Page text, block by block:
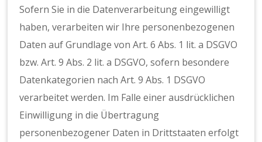
Sofern Sie in die Datenverarbeitung eingewilligt
haben, verarbeiten wir Ihre personenbezogenen
Daten auf Grundlage von Art. 6 Abs. 1 lit. a DSGVO
bzw. Art. 9 Abs. 2 lit. a DSGVO, sofern besondere
Datenkategorien nach Art. 9 Abs. 1 DSGVO
verarbeitet werden. Im Falle einer ausdrücklichen
Einwilligung in die Übertragung
personenbezogener Daten in Drittstaaten erfolgt